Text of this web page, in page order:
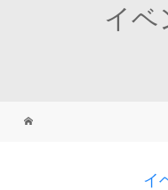
イベ
イ